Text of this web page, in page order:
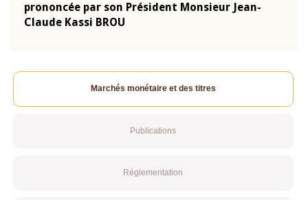
prononcée par son Président Monsieur Jean-
Claude Kassi BROU
Marchés monétaire et des titres
Publications
Réglementation